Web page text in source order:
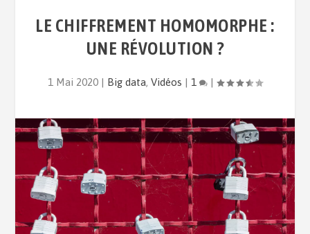
LE CHIFFREMENT HOMOMORPHE :
UNE RÉVOLUTION ?
1 Mai 2020 | Big data, Vidéos | 1 |